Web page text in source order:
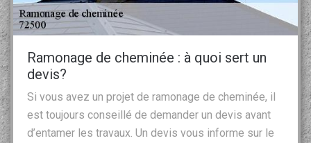
Ramonage de cheminée : à quoi sert un
devis?
Si vous avez un projet de ramonage de cheminée, il
est toujours conseillé de demander un devis avant
d’entamer les travaux. Un devis vous informe sur le